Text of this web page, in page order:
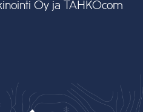
Oy ja TAHKOcom